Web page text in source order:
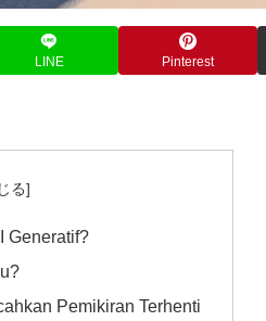
LINE Pinterest
Generatif?
Pemikiran Terhenti